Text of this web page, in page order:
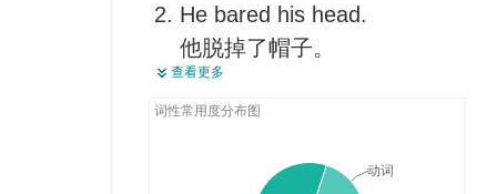
He bared his head.
他脱掉了帽子。
The dog bared its teeth.
狗露出了牙齿。
他向这个女孩吐露自己的真情。
查看更多
词性常用度分布图
动词